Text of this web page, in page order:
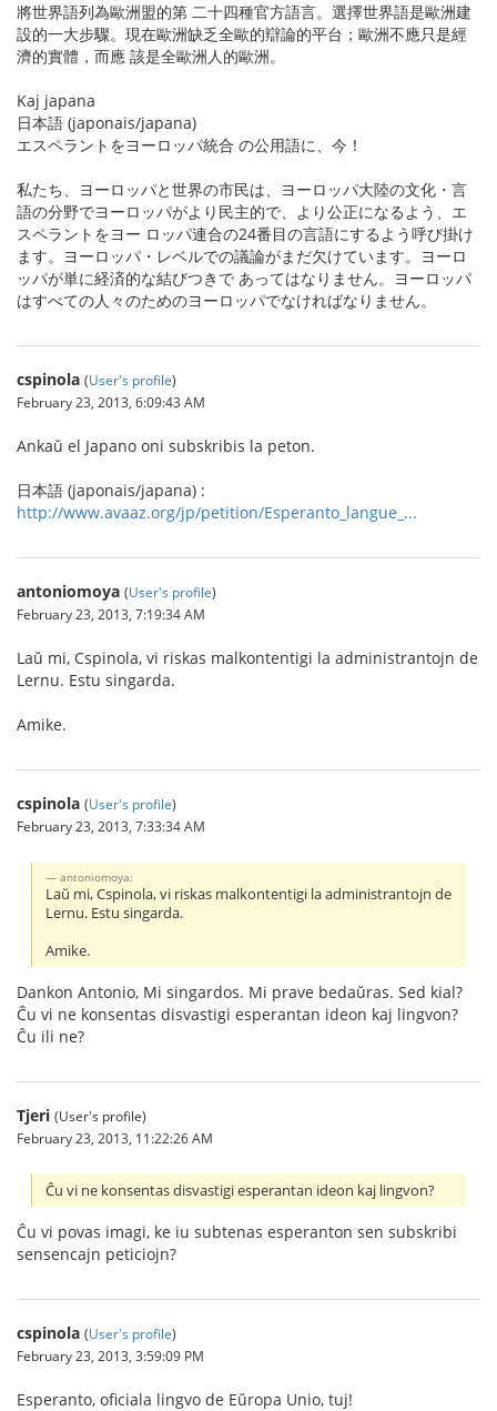
將世界語列為歐洲盟的第 二十四種官方語言。選擇世界語是歐洲建
設的一大步驟。現在歐洲缺乏全歐的辯論的平台；歐洲不應只是經
濟的實體，而應 該是全歐洲人的歐洲。
Kaj japana
日本語 (japonais/japana)
エスペラントをヨーロッパ統合 の公用語に、今！
私たち、ヨーロッパと世界の市民は、ヨーロッパ大陸の文化・言
語の分野でヨーロッパがより民主的で、より公正になるよう、エ
スペラントをヨー ロッパ連合の24番目の言語にするよう呼び掛け
ます。ヨーロッパ・レベルでの議論がまだ欠けています。ヨーロ
ッパが単に経済的な結びつきで あってはなりません。ヨーロッパ
はすべての人々のためのヨーロッパでなければなりません。
cspinola (User's profile)
February 23, 2013, 6:09:43 AM
Ankaŭ el Japano oni subskribis la peton.
日本語 (japonais/japana) :
http://www.avaaz.org/jp/petition/Esperanto_langue_...
antoniomoya (User's profile)
February 23, 2013, 7:19:34 AM
Laŭ mi, Cspinola, vi riskas malkontentigi la administrantojn de
Lernu. Estu singarda.
Amike.
cspinola (User's profile)
February 23, 2013, 7:33:34 AM
antoniomoya:
Laŭ mi, Cspinola, vi riskas malkontentigi la administrantojn de
Lernu. Estu singarda.
Amike.
Dankon Antonio, Mi singardos. Mi prave bedaŭras. Sed kial?
Ĉu vi ne konsentas disvastigi esperantan ideon kaj lingvon?
Ĉu ili ne?
Tjeri (User's profile)
February 23, 2013, 11:22:26 AM
Ĉu vi ne konsentas disvastigi esperantan ideon kaj lingvon?
Ĉu vi povas imagi, ke iu subtenas esperanton sen subskribi
sensencajn peticiojn?
cspinola (User's profile)
February 23, 2013, 3:59:09 PM
Esperanto, oficiala lingvo de Eŭropa Unio, tuj!